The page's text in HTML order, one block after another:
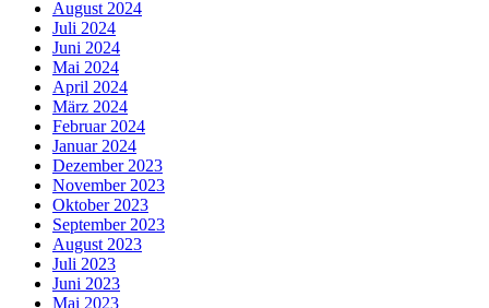
August 2024
Juli 2024
Juni 2024
Mai 2024
April 2024
März 2024
Februar 2024
Januar 2024
Dezember 2023
November 2023
Oktober 2023
September 2023
August 2023
Juli 2023
Juni 2023
Mai 2023